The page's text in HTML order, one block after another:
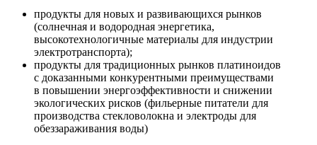
продукты для новых и развивающихся рынков
(солнечная и водородная энергетика,
высокотехнологичные материалы для индустрии
электротранспорта);
продукты для традиционных рынков платиноидов
с доказанными конкурентными преимуществами
в повышении энергоэффективности и снижении
экологических рисков (фильерные питатели для
производства стекловолокна и электроды для
обеззараживания воды)